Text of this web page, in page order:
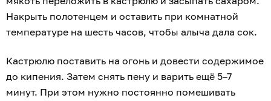
Накрыть полотенцем и оставить при комнатной
температуре на шесть часов, чтобы алыча дала сок.
Кастрюлю поставить на огонь и довести содержимое
до кипения. Затем снять пену и варить ещё 5–7
минут. При этом нужно постоянно помешивать